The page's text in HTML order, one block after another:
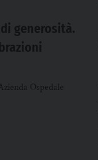
generosità.
Ospedale